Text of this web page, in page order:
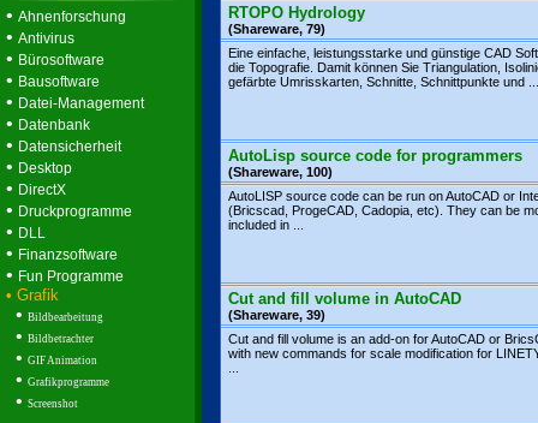
• Ahnenforschung
• Antivirus
• Bürosoftware
• Bausoftware
• Datei-Management
• Datenbank
• Datensicherheit
• Desktop
• DirectX
• Druckprogramme
• DLL
• Finanzsoftware
• Fun Programme
• Grafik
• Bildbearbeitung
• Bildbetrachter
• GIF Animation
• Grafikprogramme
• Screenshot
RTOPO Hydrology
(Shareware, 79)
Eine einfache, leistungsstarke und günstige CAD
die Topografie. Damit können Sie Triangulation,
gefärbte Umrisskarten, Schnitte, Schnittpunkte und ...
AutoLisp source code for programmers
(Shareware, 100)
AutoLISP source code can be run on AutoCAD or
(Bricscad, ProgeCAD, Cadopia, etc). They can be
included in ...
Cut and fill volume in AutoCAD
(Shareware, 39)
Cut and fill volume is an add-on for AutoCAD or
with new commands for scale modification for